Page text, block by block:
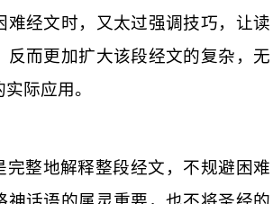
难经文时，又太过强调技巧，让读
反而更加扩大该段经文的复杂，无
际应用。
完整地解释整段经文，不规避困难